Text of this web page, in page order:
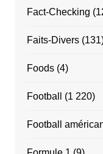
Fact-Checking
Faits-Divers
Foods(4)
Football (1 220)
Football